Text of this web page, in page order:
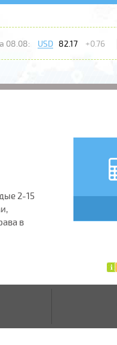
08.08: USD 82.17 +0.76
2-15
в